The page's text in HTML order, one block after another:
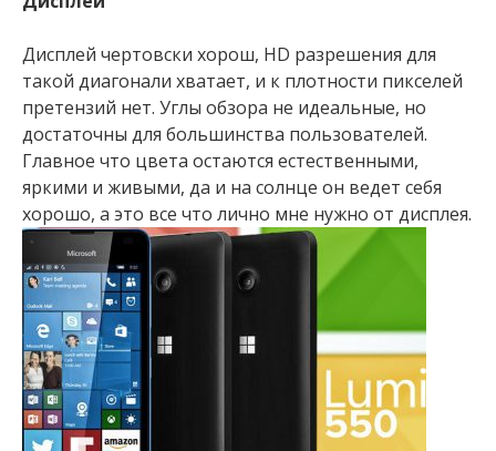
Дисплей чертовски хорош, HD разрешения для
такой диагонали хватает, и к плотности пикселей
претензий нет. Углы обзора не идеальные, но
достаточны для большинства пользователей.
Главное что цвета остаются естественными,
яркими и живыми, да и на солнце он ведет себя
хорошо, а это все что лично мне нужно от дисплея.